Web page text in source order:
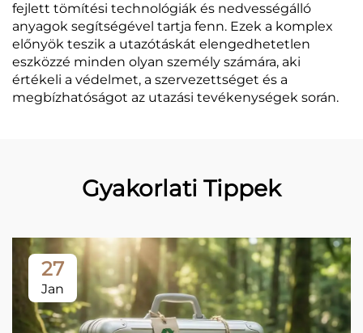
fejlett tömítési technológiák és nedvességálló
anyagok segítségével tartja fenn. Ezek a komplex
előnyök teszik a utazótáskát elengedhetetlen
eszközzé minden olyan személy számára, aki
értékeli a védelmet, a szervezettséget és a
megbízhatóságot az utazási tevékenységek során.
Gyakorlati Tippek
27
Jan